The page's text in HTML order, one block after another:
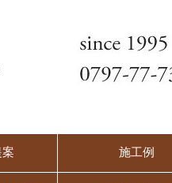
施工例